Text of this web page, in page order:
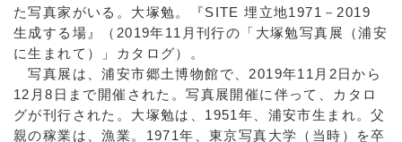
た写真家がいる。大塚勉。『SITE 埋立地1971－2019
生成する場』（2019年11月刊行の「大塚勉写真展（浦安
に生まれて）」カタログ）。
写真展は、浦安市郷土博物館で、2019年11月2日から
12月8日まで開催された。写真展開催に伴って、カタロ
グが刊行された。大塚勉は、1951年、浦安市生まれ。父
親の稼業は、漁業。1971年、東京写真大学（当時）を卒